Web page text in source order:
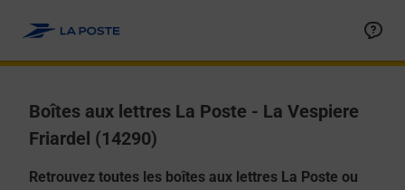
Boîtes aux lettres La Poste - La Vespiere
Friardel (14290)
Retrouvez toutes les boîtes aux lettres La Poste ou